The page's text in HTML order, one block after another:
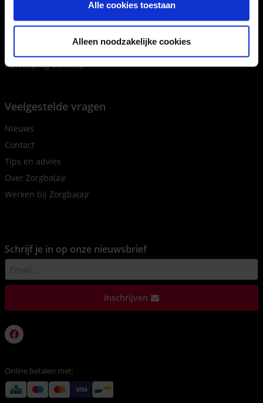
Alle cookies toestaan
Alleen noodzakelijke cookies
Herroeping aankoop
Veelgestelde vragen
Nieuws
Contact
Tips en advies
Over Zorgba(a)r
Werken bij Zorgba(a)r
Schrijf je in op onze nieuwsbrief
Inschrijven
Online betalen met: